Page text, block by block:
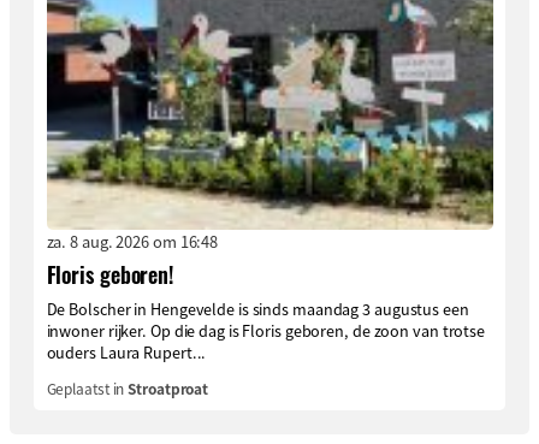
za. 8 aug. 2026 om 16:48
Floris geboren!
De Bolscher in Hengevelde is sinds maandag 3 augustus een
inwoner rijker. Op die dag is Floris geboren, de zoon van trotse
ouders Laura Rupert...
Geplaatst inStroatproat